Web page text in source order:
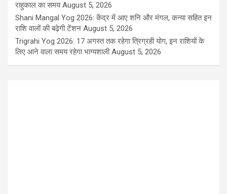
राहुकाल का समय August 5, 2026
Shani Mangal Yog 2026: केंद्र में आए शनि और मंगल, कन्या सहित इन
राशि वालों की बढ़ेगी टेंशन August 5, 2026
Trigrahi Yog 2026: 17 अगस्त तक रहेगा त्रिग्रही योग, इन राशियों के
लिए आने वाला समय रहेगा भाग्यशाली August 5, 2026